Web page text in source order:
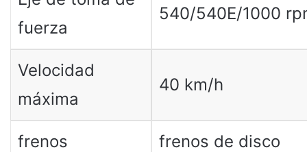
fuerza
540/540E/1000
Velocidad
máxima
40 km/h
frenos frenos de disco